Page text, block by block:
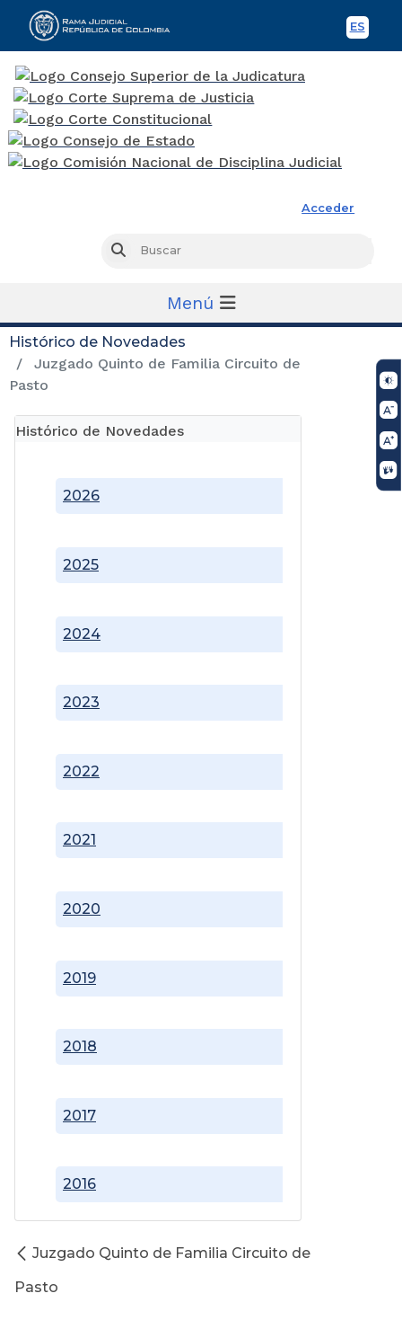
ES
Acceder
Buscar
Menú
Histórico de Novedades
Juzgado Quinto de Familia Circuito de
Pasto
Histórico de Novedades
2016
2017
2018
2019
2020
2021
2022
2023
2024
2025
2026
Juzgado Quinto de Familia Circuito de
Pasto